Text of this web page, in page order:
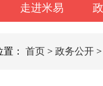
走进米易
： 首页 > 政务公开 >